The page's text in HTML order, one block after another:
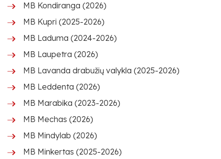
MB Kondiranga (2026)
MB Kupri (2025-2026)
MB Laduma (2024-2026)
MB Laupetra (2026)
MB Lavanda drabužių valykla (2025-2026)
MB Leddenta (2026)
MB Marabika (2023-2026)
MB Mechas (2026)
MB Mindylab (2026)
MB Minkertas (2025-2026)